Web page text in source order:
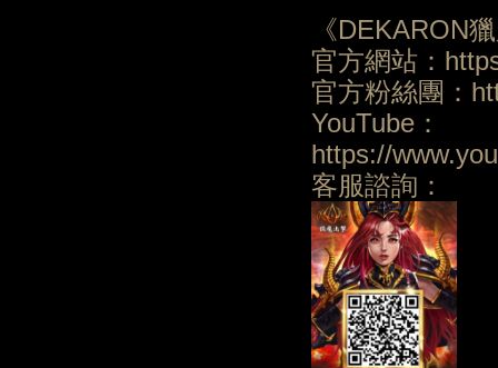
《DEKARON
官方網站：
官方粉絲團：
YouTube：
https://
客服諮詢：